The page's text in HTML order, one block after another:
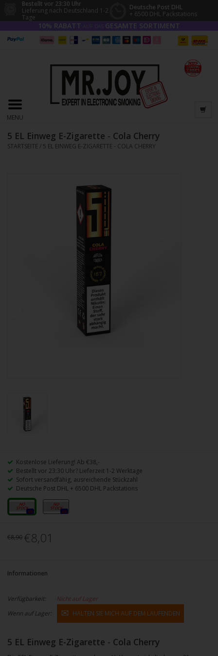
Bestellt vor 23:30 Uhr
Lieferung nach Deutschland 1-2
Tage
Deutsche Post DHL
+ 6500 DHL Packstations
10% RABATT GESAMTE SORTIMENT
MENU
5 EL Einweg E-Zigarette - Cola Cherry
STARTSEITE / 5 EL EINWEG E-ZIGARETTE - COLA CHERRY
Kostenlose Lieferung! Ab €38,-
Bestellt vor 23:30 Uhr? Lieferzeit 1-2 Werktage
Sofort versandfähig, ausreichende Stückzahl
Deutsche Post DHL + 6500 DHL Packstations
0mg
0x
16mg
0x
€8,90 €8,01
Informationen
Verfügbarkeit:
Nicht auf Lager
Wenn auf Lager:
HALTEN SIE MICH AUF DEM LAUFENDEN
5 EL Einweg E-Zigarette - Cola Cherry